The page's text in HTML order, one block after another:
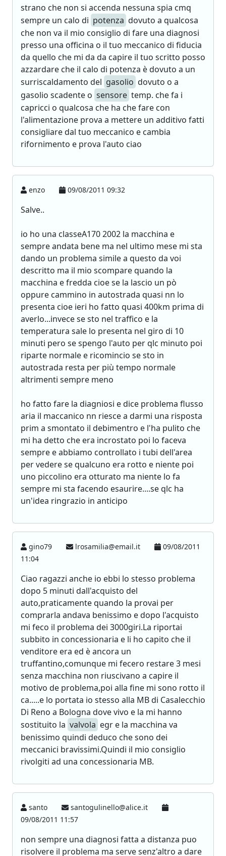
strano che non si accenda nessuna spia cmq
sempre un calo di potenza dovuto a qualcosa
che non va il mio consiglio di fare una diagnosi
presso una officina o il tuo meccanico di fiducia
da quello che mi da da capire il tuo scritto posso
azzardare che il calo di potenza è dovuto a un
surriscaldamento del gasolio dovuto o a
gasolio scadente o sensore temp. che fa i
capricci o qualcosa che ha che fare con
l'alimentazione prova a mettere un additivo fatti
consigliare dal tuo meccanico e cambia
rifornimento e prova l'auto ciao
enzo 09/08/2011 09:32
Salve..
io ho una classeA170 2002 la macchina e
sempre andata bene ma nel ultimo mese mi sta
dando un problema simile a questo da voi
descritto ma il mio scompare quando la
macchina e fredda cioe se la lascio un pò
oppure cammino in autostrada quasi nn lo
presenta cioe ieri ho fatto quasi 400km prima di
averlo...invece se sto nel traffico e la
temperatura sale lo presenta nel giro di 10
minuti pero se spengo l'auto per qlc minuto poi
riparte normale e ricomincio se sto in
autostrada resta per più tempo normale
altrimenti sempre meno
ho fatto fare la diagniosi e dice problema flusso
aria il maccanico nn riesce a darmi una risposta
prim a smontato il debimentro e l'ha pulito che
mi ha detto che era incrostato poi lo faceva
sempre e abbiamo controllato i tubi dell'area
per vedere se qualcuno era rotto e niente poi
uno piccolino era otturato ma niente lo fa
sempre mi sta facendo esaurire....se qlc ha
un'idea ringrazio in anticipo
gino79 lrosamilia@email.it
09/08/2011
11:04
Ciao ragazzi anche io ebbi lo stesso problema
dopo 5 minuti dall'acquisto del
auto,praticamente quando la provai per
comprarla andava benissimo e dopo l'acquisto
mi feco il problema dei 3000giri.La riportai
subbito in concessionaria e li ho capito che il
venditore era ed è ancora un
truffantino,comunque mi fecero restare 3 mesi
senza macchina non riuscivano a capire il
motivo de problema,poi alla fine mi sono rotto il
ca.....e lo portata io stesso alla MB di Casalecchio
Di Reno a Bologna dove vivo e la mi hanno
sostituito la valvola egr e la macchina va
benissimo quindi deduco che sono dei
meccanici bravissimi.Quindi il mio consiglio
rivolgiti ad una concessionaria MB.
santo
santogulinello@alice.it
09/08/2011 11:57
non sempre una diagnosi fatta a distanza puo
risolvere il problema ma serve senz'altro a dare